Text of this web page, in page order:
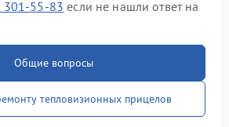
301-55-83 если не нашли ответ на
Общие вопросы
тепловизионных прицелов